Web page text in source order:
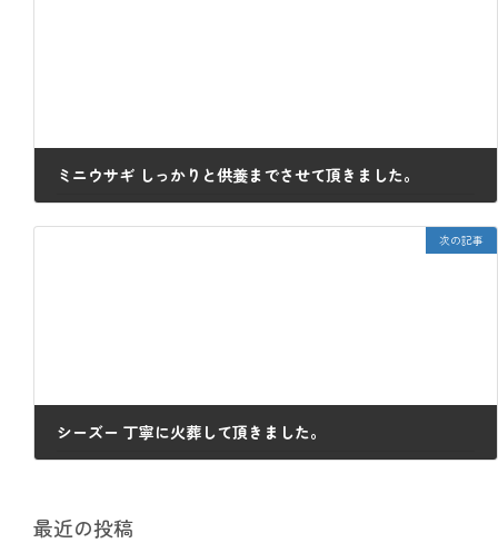
ミニウサギ しっかりと供養までさせて頂きました。
次の記事
シーズー 丁寧に火葬して頂きました。
最近の投稿